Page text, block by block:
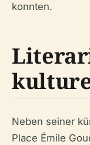
konnten.
Neben seiner
Place Émile